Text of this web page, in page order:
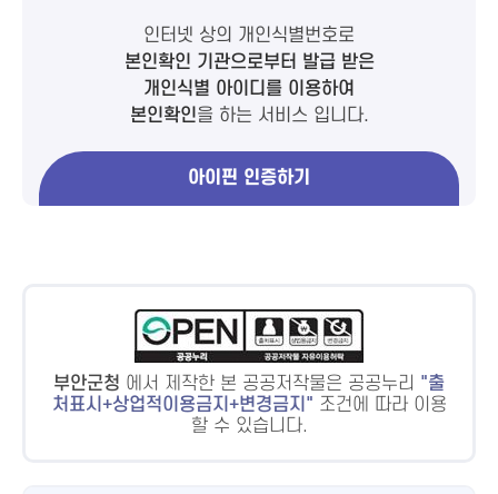
인터넷 상의 개인식별번호로
본인확인 기관으로부터 발급 받은
개인식별 아이디를 이용하여
본인확인을 하는 서비스 입니다.
아이핀 인증하기
부안군청 에서 제작한 본 공공저작물은 공공누리
출
처표시+상업적이용금지+변경금지
조건에 따라 이용
할 수 있습니다.